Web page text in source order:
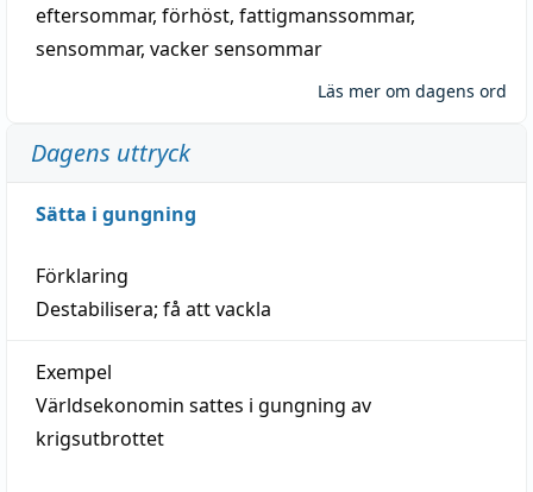
eftersommar, förhöst, fattigmanssommar,
sensommar, vacker sensommar
Läs mer om dagens ord
Dagens uttryck
Sätta i gungning
Förklaring
Destabilisera; få att vackla
Exempel
Världsekonomin sattes i gungning av
krigsutbrottet